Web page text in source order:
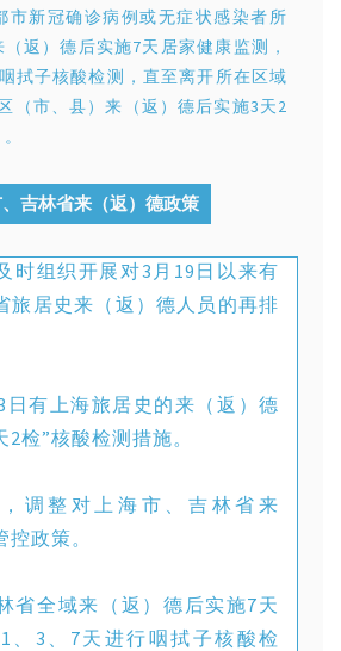
市新冠确诊病例或无症状感染者所
返）德后实施7天居家健康监测，
拭子核酸检测，直至离开所在区域
（市、县）来（返）德后实施3天2
、吉林省来（返）德政策
时组织开展对3月19日以来有
旅居史来（返）德人员的再排
日有上海旅居史的来（返）德
2检”核酸检测措施。
调整对上海市、吉林省来
控政策。
省全域来（返）德后实施7天
、3、7天进行咽拭子核酸检